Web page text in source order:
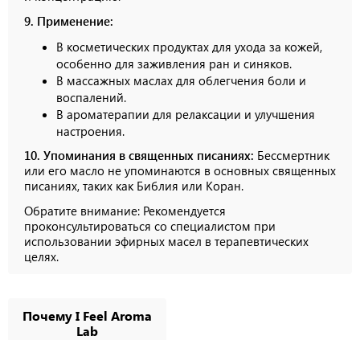
9. Применение:
В косметических продуктах для ухода за кожей,
особенно для заживления ран и синяков.
В массажных маслах для облегчения боли и
воспалений.
В ароматерапии для релаксации и улучшения
настроения.
10. Упоминания в священных писаниях: Бессмертник
или его масло не упоминаются в основных священных
писаниях, таких как Библия или Коран.
Обратите внимание: Рекомендуется
проконсультироваться со специалистом при
использовании эфирных масел в терапевтических
целях.
Почему I Feel Aroma
Lab